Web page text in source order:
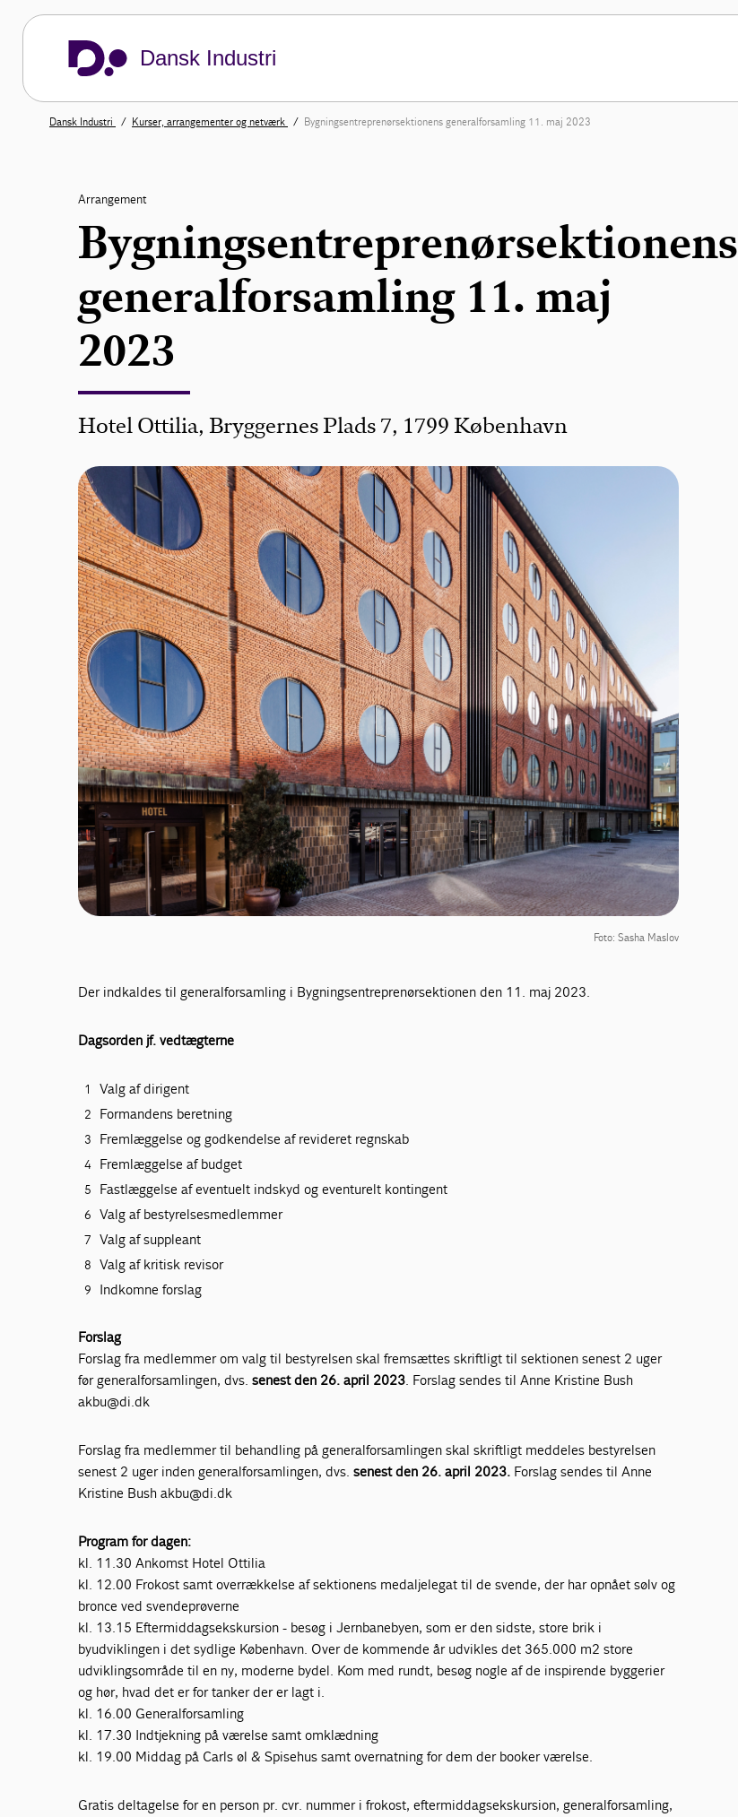
Dansk Industri
Dansk Industri Kurser, arrangementer og netværk Bygningsentreprenørsektionens generalforsamling 11. maj 2023
Arrangement
Bygningsentreprenørsektionens
generalforsamling 11. maj
2023
Hotel Ottilia, Bryggernes Plads 7, 1799 København
Foto: Sasha Maslov
Der indkaldes til generalforsamling i Bygningsentreprenørsektionen den 11. maj 2023.
Dagsorden jf. vedtægterne
Valg af dirigent
Formandens beretning
Fremlæggelse og godkendelse af revideret regnskab
Fremlæggelse af budget
Fastlæggelse af eventuelt indskyd og eventurelt kontingent
Valg af bestyrelsesmedlemmer
Valg af suppleant
Valg af kritisk revisor
Indkomne forslag
Forslag
Forslag fra medlemmer om valg til bestyrelsen skal fremsættes skriftligt til sektionen senest 2 uger
før generalforsamlingen, dvs.senest den 26. april 2023. Forslag sendes til Anne Kristine Bush
akbu@di.dk
Forslag fra medlemmer til behandling på generalforsamlingen skal skriftligt meddeles bestyrelsen
senest 2 uger inden generalforsamlingen, dvs.senest den 26. april 2023. Forslag sendes til Anne
Kristine Bush akbu@di.dk
Program for dagen:
kl. 11.30 Ankomst Hotel Ottilia
kl. 12.00 Frokost samt overrækkelse af sektionens medaljelegat til de svende, der har opnået sølv og
bronce ved svendeprøverne
kl. 13.15 Eftermiddagsekskursion - besøg i Jernbanebyen, som er den sidste, store brik i
byudviklingen i det sydlige København. Over de kommende år udvikles det 365.000 m2 store
udviklingsområde til en ny, moderne bydel. Kom med rundt, besøg nogle af de inspirende byggerier
og hør, hvad det er for tanker der er lagt i.
kl. 16.00 Generalforsamling
kl. 17.30 Indtjekning på værelse samt omklædning
kl. 19.00 Middag på Carls øl & Spisehus samt overnatning for dem der booker værelse.
Gratis deltagelse for en person pr. cvr. nummer i frokost, eftermiddagsekskursion, generalforsamling,